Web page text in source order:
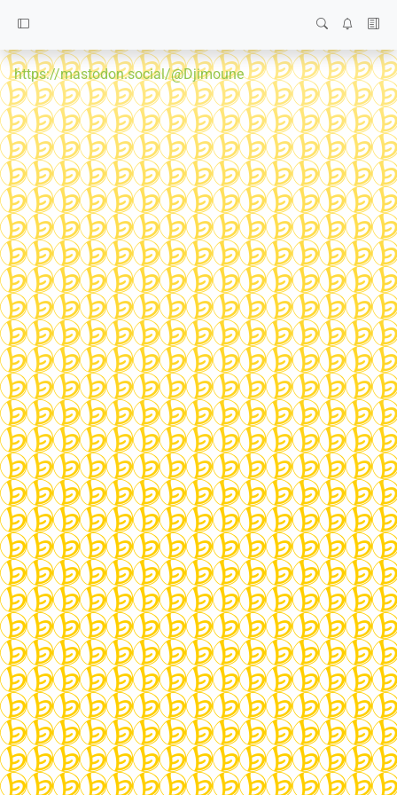
https://mastodon.social/@Djimoune